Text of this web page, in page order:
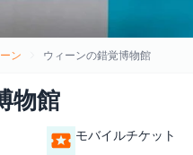
ン ウィーンの錯覚博物館
物館
モバイルチケット